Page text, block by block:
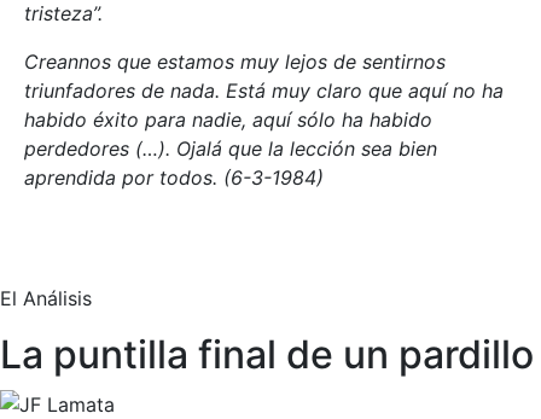
tristeza”.
Creannos que estamos muy lejos de sentirnos
triunfadores de nada. Está muy claro que aquí no ha
habido éxito para nadie, aquí sólo ha habido
perdedores (…). Ojalá que la lección sea bien
aprendida por todos. (6-3-1984)
El Análisis
La puntilla final de un pardillo